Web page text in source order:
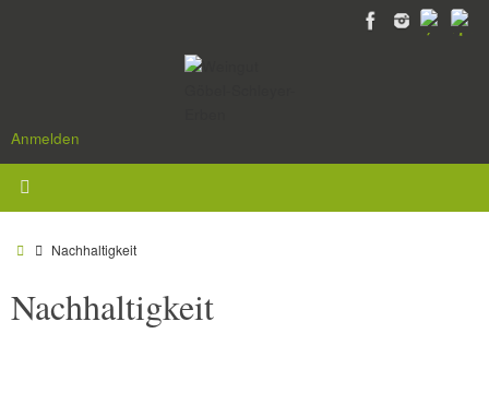
Anmelden
StartNachhaltigkeit
Nachhaltigkeit